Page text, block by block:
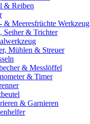
& Reiben
& Meeresfrüchte Werkzeug
Seiher & Trichter
Mühlen & Streuer
& Messlöffel
& Timer
& Garnieren